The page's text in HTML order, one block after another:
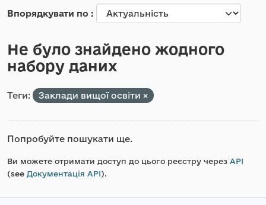
Впорядкувати по
Не було знайдено жодного
набору даних
Теги: Заклади вищої освіти
Попробуйте пошукати ще.
Ви можете отримати доступ до цього реєстру через API
(see Документація API).